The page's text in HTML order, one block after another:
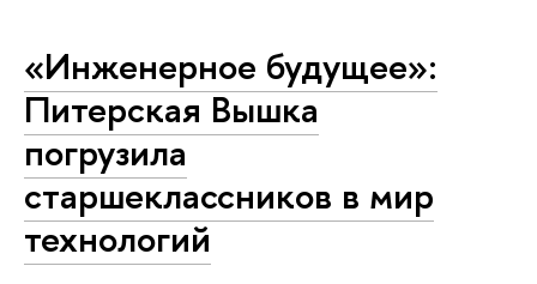
«Инженерное будущее»:
Питерская Вышка
погрузила
старшеклассников в мир
технологий